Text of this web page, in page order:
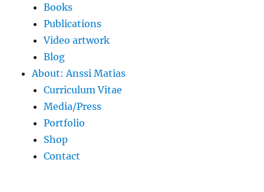
Books
Publications
Video artwork
Blog
About: Anssi Matias
Curriculum Vitae
Media/Press
Portfolio
Shop
Contact